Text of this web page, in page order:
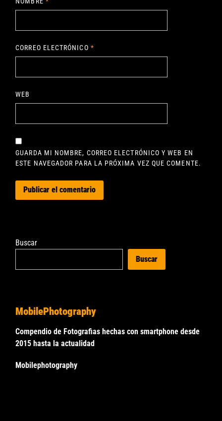
CORREO ELECTRÓNICO *
WEB
GUARDA MI NOMBRE, CORREO ELECTRÓNICO Y WEB EN
ESTE NAVEGADOR PARA LA PRÓXIMA VEZ QUE COMENTE.
Buscar
Buscar
MobilePhotography
Compendio de Fotografias hechas con smartphone desde
2015 hasta la actualidad
Mobilephotography